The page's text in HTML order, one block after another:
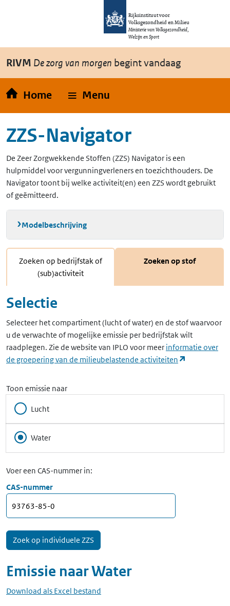
Overslaan en naar de inhoud gaan
Rijksinstituut voor
Volksgezondheid en Milieu
Ministerie van Volksgezondheid,
Welzijn en Sport
RIVM De zorg van morgen begint vandaag
Home Menu
ZZS-Navigator
De Zeer Zorgwekkende Stoffen (ZZS) Navigator is een
hulpmiddel voor vergunningverleners en toezichthouders. De
Navigator toont bij welke activiteit(en) een ZZS wordt gebruikt
of geëmitteerd.
Modelbeschrijving
Zoeken op bedrijfstak of
(sub)activiteit
Zoeken op stof
Selectie
Selecteer het compartiment (lucht of water) en de stof waarvoor
u de verwachte of mogelijke emissie per bedrijfstak wilt
raadplegen. Zie de website van IPLO voor meer informatie over
de groepering van de milieubelastende activiteiten
Toon emissie naar
Lucht
Water
Voer een CAS-nummer in:
CAS-nummer
Emissie naarWater
Download als Excel bestand